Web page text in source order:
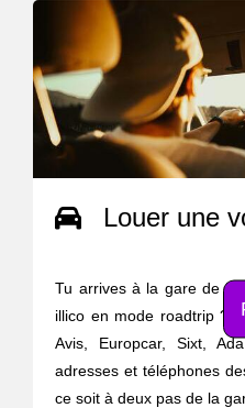
Louer une
Tu arrives à la gare de
illico en mode roadtrip ?
Avis, Europcar, Sixt,
adresses et téléphones
ce soit à deux pas de la